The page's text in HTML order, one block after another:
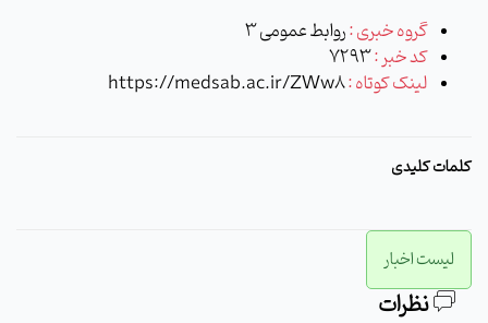
گروه خبری :روابط عمومی 3
کد خبر :7293
لینک کوتاه :https://medsab.ac.ir/ZWw8
کلمات کلیدی
لیست اخبار
نظرات